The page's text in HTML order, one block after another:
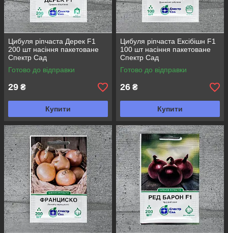
Цибуля ріпчаста Дерек F1
200 шт насіння пакетоване
Спектр Сад
Готово до відправки
29 ₴
Купити
Цибуля ріпчаста Ексібішн F1
100 шт насіння пакетоване
Спектр Сад
Готово до відправки
26 ₴
Купити